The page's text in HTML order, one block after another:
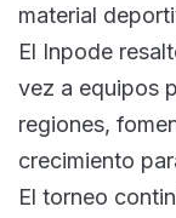
material
El Inpode
vez a equipos
regiones,
crecimiento
El torneo